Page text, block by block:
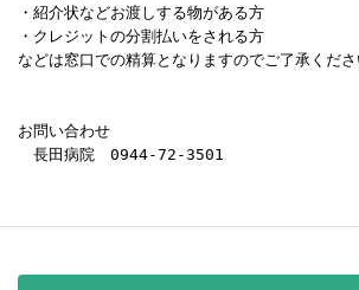
・紹介状などお渡しする物がある方
・クレジットの分割払いをされる方
などは窓口での精算となりますのでご了承くださ
お問い合わせ
長田病院　0944-72-3501